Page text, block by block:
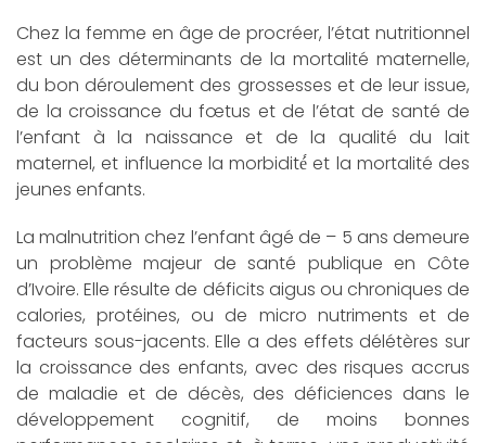
Chez la femme en âge de procréer, l’état nutritionnel
est un des déterminants de la mortalité maternelle,
du bon déroulement des grossesses et de leur issue,
de la croissance du fœtus et de l’état de santé de
l’enfant à la naissance et de la qualité du lait
maternel, et influence la morbidité́ et la mortalité des
jeunes enfants.
La malnutrition chez l’enfant âgé de – 5 ans demeure
un problème majeur de santé publique en Côte
d’Ivoire. Elle résulte de déficits aigus ou chroniques de
calories, protéines, ou de micro nutriments et de
facteurs sous-jacents. Elle a des effets délétères sur
la croissance des enfants, avec des risques accrus
de maladie et de décès, des déficiences dans le
développement cognitif, de moins bonnes